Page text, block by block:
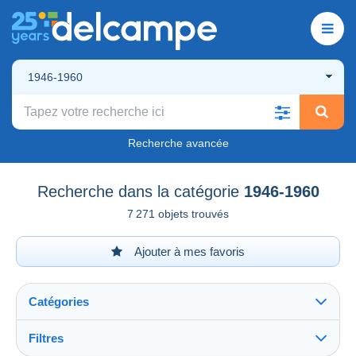
1946-1960
Recherche avancée
Recherche dans la catégorie 1946-1960
7 271 objets trouvés
Ajouter à mes favoris
Catégories
Filtres